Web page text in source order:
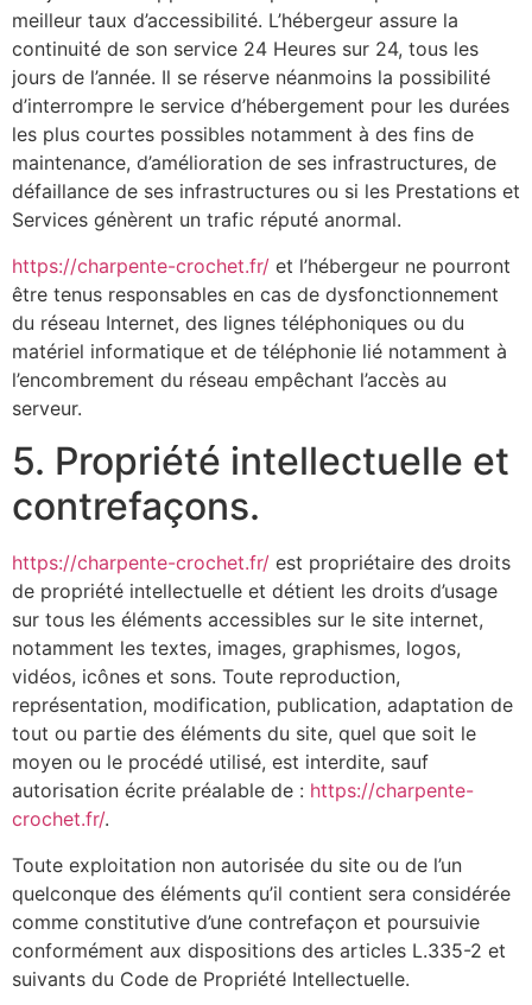
meilleur taux d’accessibilité. L’hébergeur assure la
continuité de son service 24 Heures sur 24, tous les
jours de l’année. Il se réserve néanmoins la possibilité
d’interrompre le service d’hébergement pour les durées
les plus courtes possibles notamment à des fins de
maintenance, d’amélioration de ses infrastructures, de
défaillance de ses infrastructures ou si les Prestations et
Services génèrent un trafic réputé anormal.
https://charpente-crochet.fr/ et l’hébergeur ne pourront
être tenus responsables en cas de dysfonctionnement
du réseau Internet, des lignes téléphoniques ou du
matériel informatique et de téléphonie lié notamment à
l’encombrement du réseau empêchant l’accès au
serveur.
5. Propriété intellectuelle et
contrefaçons.
https://charpente-crochet.fr/ est propriétaire des droits
de propriété intellectuelle et détient les droits d’usage
sur tous les éléments accessibles sur le site internet,
notamment les textes, images, graphismes, logos,
vidéos, icônes et sons. Toute reproduction,
représentation, modification, publication, adaptation de
tout ou partie des éléments du site, quel que soit le
moyen ou le procédé utilisé, est interdite, sauf
autorisation écrite préalable de : https://charpente-
crochet.fr/.
Toute exploitation non autorisée du site ou de l’un
quelconque des éléments qu’il contient sera considérée
comme constitutive d’une contrefaçon et poursuivie
conformément aux dispositions des articles L.335-2 et
suivants du Code de Propriété Intellectuelle.